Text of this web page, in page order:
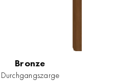
Bronze
Durchgangszarge